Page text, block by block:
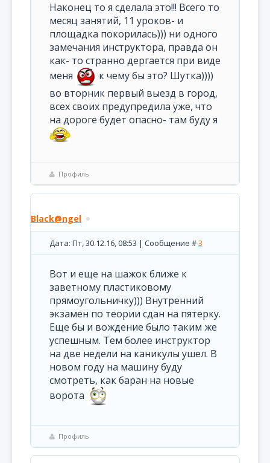
Наконец то я сделала это!!! Всего то
месяц занятий, 11 уроков- и
площадка покорилась))) ни одного
замечания инструктора, правда он
как- то странно дергается при виде
меня
к чему бы это? Шутка))))
во вторник первый выезд в город,
всех своих предупредила уже, что
на дороге будет опасно- там буду я
Профиль
Black@ngel
Дата: Пт, 30.12.16, 08:53 | Сообщение #3
Вот и еще на шажок ближе к
заветному пластиковому
прямоугольничку))) Внутренний
экзамен по теории сдан на пятерку.
Еще бы и вождение было таким же
успешным. Тем более инструктор
на две недели на каникулы ушел. В
новом году на машину буду
смотреть, как баран на новые
ворота
Профиль